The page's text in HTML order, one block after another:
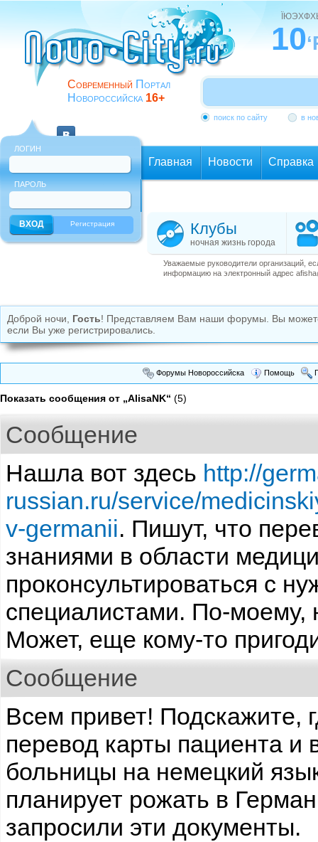
Современный Портал
Новороссийска 16+
10
поиск по сайту в
ЛОГИН
ПАРОЛЬ
Регистрация
Главная Новости Справка
Клубы
ночная жизнь города
Уважаемые руководители организаций,
информацию на электронный адрес
Доброй ночи, Гость! Представляем Вам наши форумы. Вы
если Вы уже регистрировались.
Форумы Новороссийска Помощь
Показать сообщения от „AlisaNK“ (5)
Сообщение
Нашла вот здесь http://
russian.ru/service/
v-germanii. Пишут, что
знаниями в области
проконсультироваться с
специалистами. По-моему,
Может, еще кому-то
Сообщение
Всем привет! Подскажите,
перевод карты пациента и
больницы на немецкий
планирует рожать в
запросили эти документы.